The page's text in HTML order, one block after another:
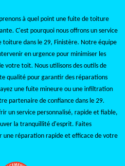
à quel point une fuite de toiture
C'est pourquoi nous offrons un service
dans le 29, Finistère. Notre équipe
en urgence pour minimiser les
votre toit. Nous utilisons des outils de
qualité pour garantir des réparations
une fuite mineure ou une infiltration
partenaire de confiance dans le 29.
un service personnalisé, rapide et fiable,
la tranquillité d'esprit. Faites
une réparation rapide et efficace de votre